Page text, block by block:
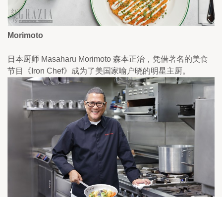
Morimoto
日本厨师 Masaharu Morimoto 森本正治，凭借著名的美食
节目《Iron Chef》成为了美国家喻户晓的明星主厨。